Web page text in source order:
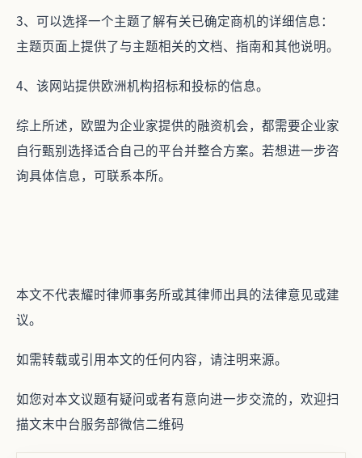
3、可以选择一个主题了解有关已确定商机的详细信息：
主题页面上提供了与主题相关的文档、指南和其他说明。
4、该网站提供欧洲机构招标和投标的信息。
综上所述，欧盟为企业家提供的融资机会，都需要企业家
自行甄别选择适合自己的平台并整合方案。若想进一步咨
询具体信息，可联系本所。
本文不代表耀时律师事务所或其律师出具的法律意见或建
议。
如需转载或引用本文的任何内容，请注明来源。
如您对本文议题有疑问或者有意向进一步交流的，欢迎扫
描文末中台服务部微信二维码